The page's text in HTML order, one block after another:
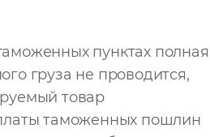
пунктах полная
груза не проводится,
товар
таможенных пошлин